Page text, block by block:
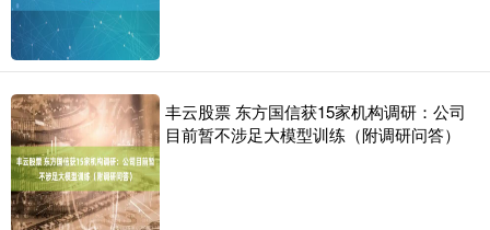
丰云股票 东方国信获15家机构调研：公司
目前暂不涉足大模型训练（附调研问答）